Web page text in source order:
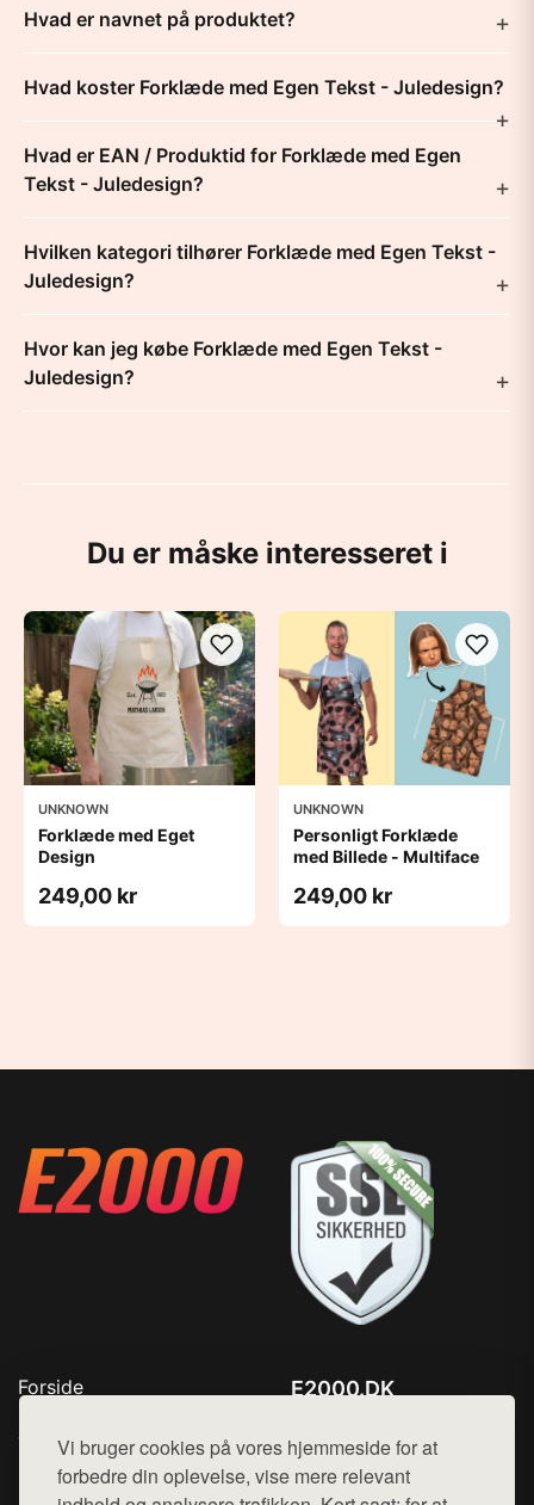
Vi bruger cookies på vores hjemmeside for at
forbedre din oplevelse, vise mere relevant
Hvad er navnet på produktet?
Hvad koster Forklæde med Egen Tekst - Juledesign?
Hvad er EAN / Produktid for Forklæde med Egen
Tekst - Juledesign?
Hvilken kategori tilhører Forklæde med Egen Tekst -
Juledesign?
Hvor kan jeg købe Forklæde med Egen Tekst -
Juledesign?
Du er måske interesseret i
UNKNOWN
Forklæde med Eget
Design
249,00 kr
UNKNOWN
Personligt Forklæde
med Billede - Multiface
249,00 kr
Forside
Top Rabatter
Kontakt
E2000.DK
Mail: hej@want.dk